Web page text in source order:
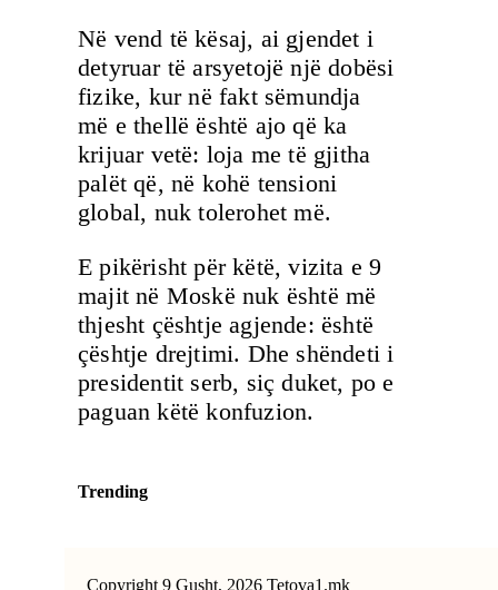
Në vend të kësaj, ai gjendet i
detyruar të arsyetojë një dobësi
fizike, kur në fakt sëmundja
më e thellë është ajo që ka
krijuar vetë: loja me të gjitha
palët që, në kohë tensioni
global, nuk tolerohet më.
E pikërisht për këtë, vizita e 9
majit në Moskë nuk është më
thjesht çështje agjende: është
çështje drejtimi. Dhe shëndeti i
presidentit serb, siç duket, po e
paguan këtë konfuzion.
Trending
Copyright 9 Gusht, 2026 Tetova1.mk